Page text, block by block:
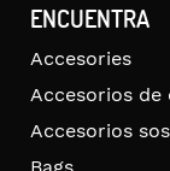
ENCUENTRA
Accesories
Accesorios
Accesorios